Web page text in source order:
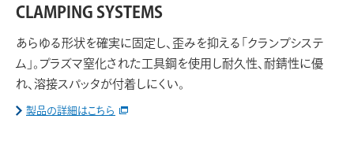
CLAMPING SYSTEMS
あらゆる形状を確実に固定し、歪みを抑える「クランプシステ
ム」。プラズマ窒化された工具鋼を使用し耐久性、耐錆性に優
れ、溶接スパッタが付着しにくい。
製品の詳細はこちら